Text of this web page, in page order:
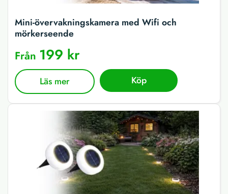
Mini-övervakningskamera med Wifi och
mörkerseende
Från 199 kr
Läs mer Köp